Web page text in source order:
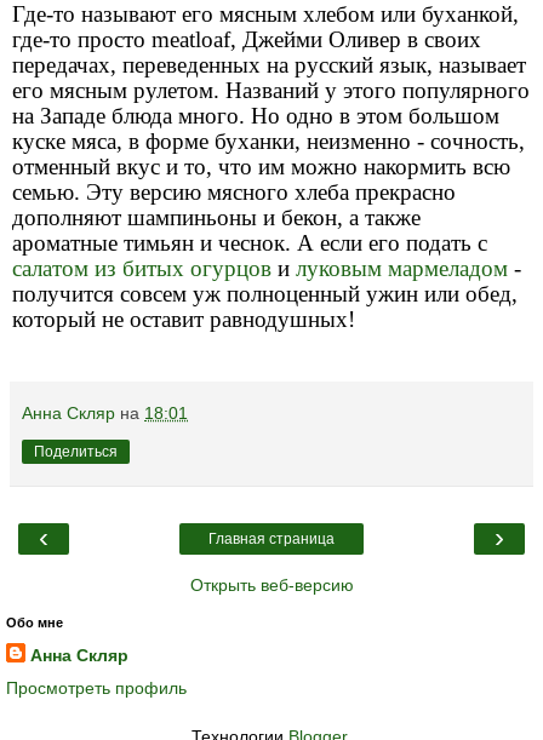
Где-то называют его мясным хлебом или буханкой,
где-то просто meatloaf, Джейми Оливер в своих
передачах, переведенных на русский язык, называет
его мясным рулетом. Названий у этого популярного
на Западе блюда много. Но одно в этом большом
куске мяса, в форме буханки, неизменно - сочность,
отменный вкус и то, что им можно накормить всю
семью. Эту версию мясного хлеба прекрасно
дополняют шампиньоны и бекон, а также
ароматные тимьян и чеснок. А если его подать с
салатом из битых огурцов и луковым мармеладом -
получится совсем уж полноценный ужин или обед,
который не оставит равнодушных!
Анна Скляр на 18:01
Поделиться
‹ ›
Главная страница
Открыть веб-версию
Обо мне
Анна Скляр
Просмотреть профиль